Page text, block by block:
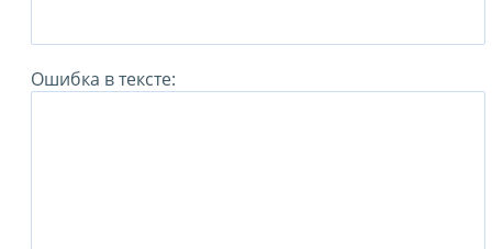
Ошибка в тексте: